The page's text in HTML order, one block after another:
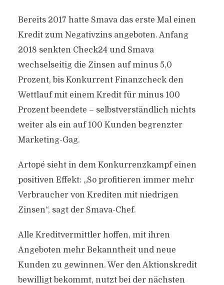
Bereits 2017 hatte Smava das erste Mal einen
Kredit zum Negativzins angeboten. Anfang
2018 senkten Check24 und Smava
wechselseitig die Zinsen auf minus 5,0
Prozent, bis Konkurrent Finanzcheck den
Wettlauf mit einem Kredit für minus 100
Prozent beendete – selbstverständlich nichts
weiter als ein auf 100 Kunden begrenzter
Marketing-Gag.
Artopé sieht in dem Konkurrenzkampf einen
positiven Effekt: „So profitieren immer mehr
Verbraucher von Krediten mit niedrigen
Zinsen“, sagt der Smava-Chef.
Alle Kreditvermittler hoffen, mit ihren
Angeboten mehr Bekanntheit und neue
Kunden zu gewinnen. Wer den Aktionskredit
bewilligt bekommt, nutzt bei der nächsten